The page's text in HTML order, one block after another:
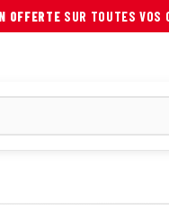
OFFERTE SUR TOUTES VOS